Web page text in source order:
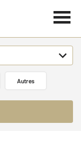
Autres